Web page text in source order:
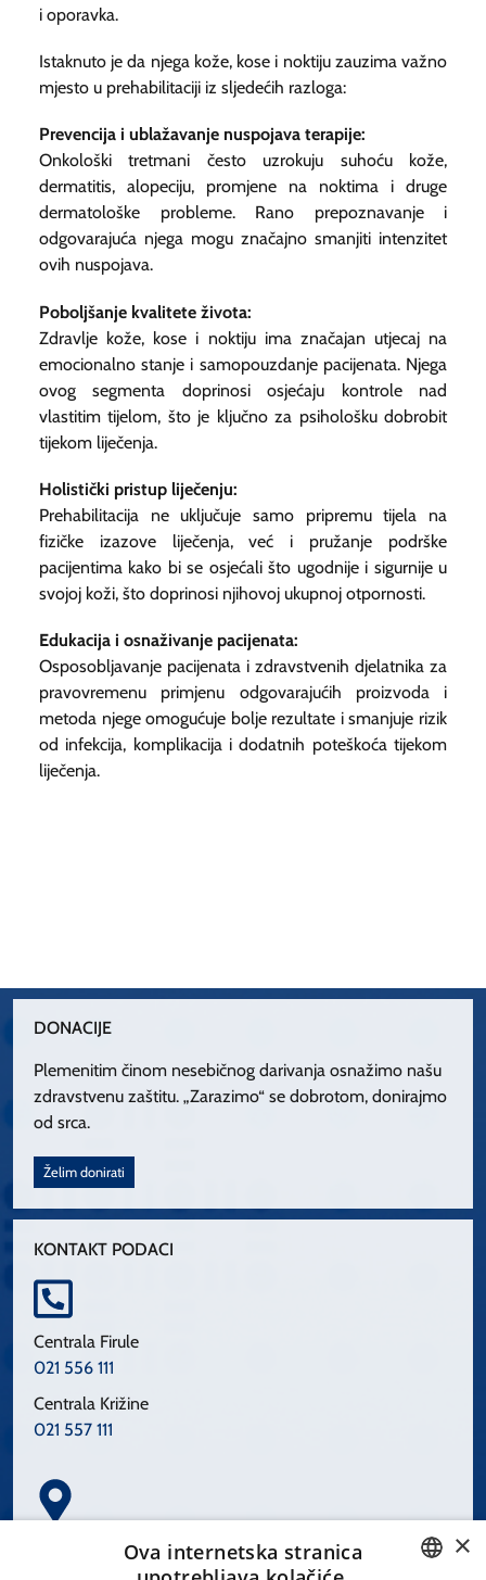
i oporavka.
Istaknuto je da njega kože, kose i noktiju zauzima važno
mjesto u prehabilitaciji iz sljedećih razloga:
Prevencija i ublažavanje nuspojava terapije:
Onkološki tretmani često uzrokuju suhoću kože,
dermatitis, alopeciju, promjene na noktima i druge
dermatološke probleme. Rano prepoznavanje i
odgovarajuća njega mogu značajno smanjiti intenzitet
ovih nuspojava.
Poboljšanje kvalitete života:
Zdravlje kože, kose i noktiju ima značajan utjecaj na
emocionalno stanje i samopouzdanje pacijenata. Njega
ovog segmenta doprinosi osjećaju kontrole nad
vlastitim tijelom, što je ključno za psihološku dobrobit
tijekom liječenja.
Holistički pristup liječenju:
Prehabilitacija ne uključuje samo pripremu tijela na
fizičke izazove liječenja, već i pružanje podrške
pacijentima kako bi se osjećali što ugodnije i sigurnije u
svojoj koži, što doprinosi njihovoj ukupnoj otpornosti.
Edukacija i osnaživanje pacijenata:
Osposobljavanje pacijenata i zdravstvenih djelatnika za
pravovremenu primjenu odgovarajućih proizvoda i
metoda njege omogućuje bolje rezultate i smanjuje rizik
od infekcija, komplikacija i dodatnih poteškoća tijekom
liječenja.
DONACIJE
Plemenitim činom nesebičnog darivanja osnažimo našu
zdravstvenu zaštitu. „Zarazimo“ se dobrotom, donirajmo
od srca.
Želim donirati
KONTAKT PODACI
Centrala Firule
021 556 111
Centrala Križine
021 557 111
Spinčićeva 1, 21000 Split
×
Ova internetska stranica